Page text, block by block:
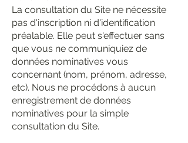
La consultation du Site ne nécessite
pas d'inscription ni d'identification
préalable. Elle peut s'effectuer sans
que vous ne communiquiez de
données nominatives vous
concernant (nom, prénom, adresse,
etc). Nous ne procédons à aucun
enregistrement de données
nominatives pour la simple
consultation du Site.